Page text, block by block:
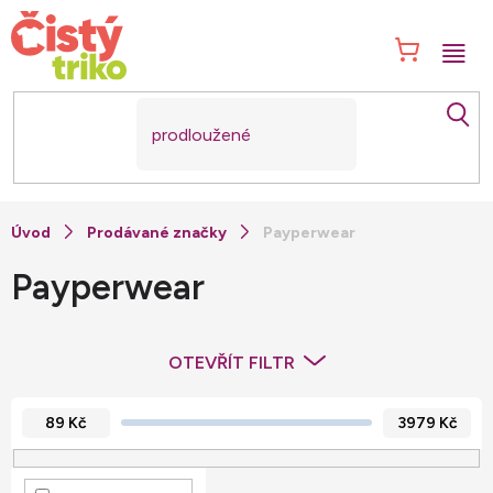
Přejít
na
obsah
Prodávané značky Payperwear
Payperwear
OTEVŘÍT FILTR
89 Kč 3979 Kč